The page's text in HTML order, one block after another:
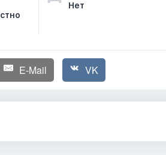
Нет
E-Mail VK